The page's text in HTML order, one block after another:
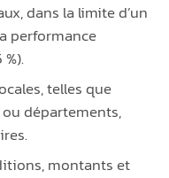
dans la limite d’un
performance
telles que
départements,
montants et